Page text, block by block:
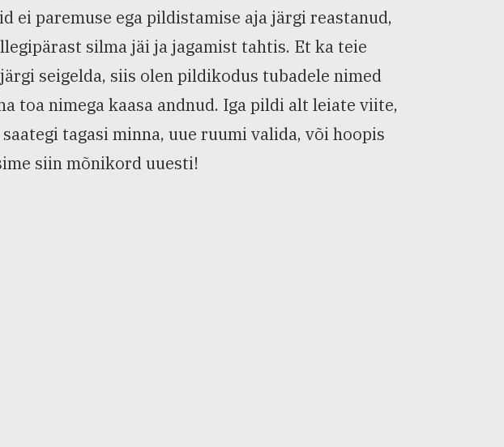
ei paremuse ega pildistamise aja järgi reastanud,
silma jäi ja jagamist tahtis. Et ka teie
seigelda, siis olen pildikodus tubadele nimed
toa nimega kaasa andnud. Iga pildi alt leiate viite,
tagasi minna, uue ruumi valida, või hoopis
siin mõnikord uuesti!